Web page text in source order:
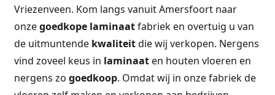
Vriezenveen. Kom langs vanuit Amersfoort naar
onzegoedkope laminaatfabriek en overtuig u van
de uitmuntende kwaliteitdie wij verkopen. Nergens
vind zoveel keus in laminaaten houten vloeren en
nergens zo goedkoop. Omdat wij in onze fabriek de